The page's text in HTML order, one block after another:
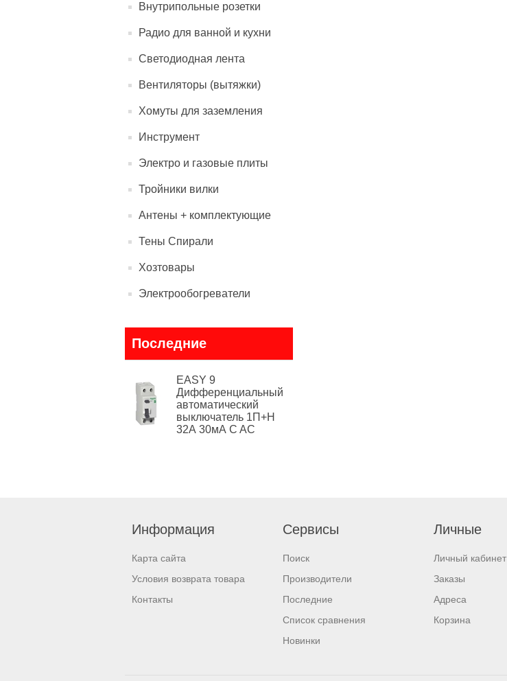
Внутрипольные розетки
Радио для ванной и кухни
Светодиодная лента
Вентиляторы (вытяжки)
Хомуты для заземления
Инструмент
Электро и газовые плиты
Тройники вилки
Антены + комплектующие
Тены Спирали
Хозтовары
Электрообогреватели
Последние
EASY 9
Дифференциальный
автоматический
выключатель 1П+Н
32А 30мА C AC
Информация
Карта сайта
Условия возврата товара
Контакты
Сервисы
Поиск
Производители
Последние
Список сравнения
Новинки
Личные
Личный кабинет
Заказы
Адреса
Корзина